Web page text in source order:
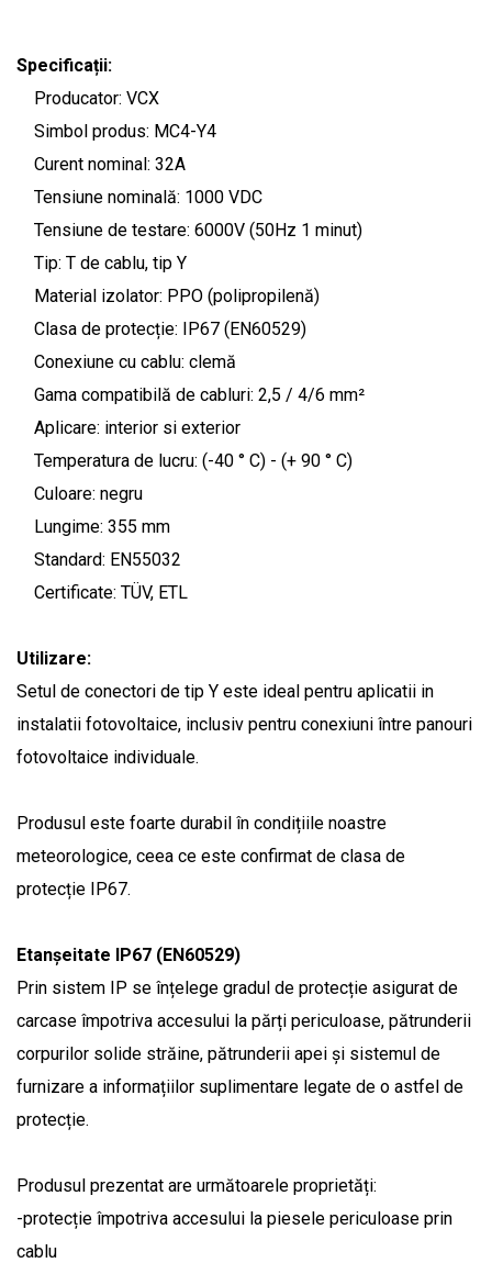
Specificații:
Producator: VCX
Simbol produs: MC4-Y4
Curent nominal: 32A
Tensiune nominală: 1000 VDC
Tensiune de testare: 6000V (50Hz 1 minut)
Tip: T de cablu, tip Y
Material izolator: PPO (polipropilenă)
Clasa de protecție: IP67 (EN60529)
Conexiune cu cablu: clemă
Gama compatibilă de cabluri: 2,5 / 4/6 mm²
Aplicare: interior si exterior
Temperatura de lucru: (-40 ° C) - (+ 90 ° C)
Culoare: negru
Lungime: 355 mm
Standard: EN55032
Certificate: TÜV, ETL
Utilizare:
Setul de conectori de tip Y este ideal pentru aplicatii in
instalatii fotovoltaice, inclusiv pentru conexiuni între panouri
fotovoltaice individuale.
Produsul este foarte durabil în condițiile noastre
meteorologice, ceea ce este confirmat de clasa de
protecție IP67.
Etanșeitate IP67 (EN60529)
Prin sistem IP se înțelege gradul de protecție asigurat de
carcase împotriva accesului la părți periculoase, pătrunderii
corpurilor solide străine, pătrunderii apei și sistemul de
furnizare a informațiilor suplimentare legate de o astfel de
protecție.
Produsul prezentat are următoarele proprietăți:
-protecție împotriva accesului la piesele periculoase prin
cablu